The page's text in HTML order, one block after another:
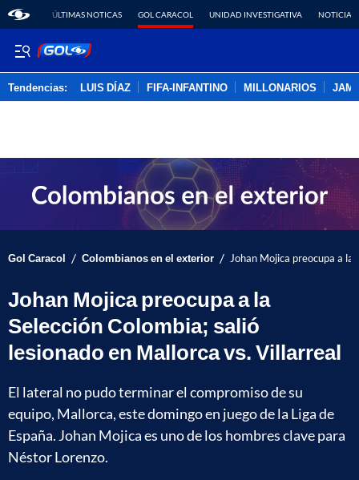
ÚLTIMAS NOTICAS GOL CARACOL UNIDAD INVESTIGATIVA NOTICIAS
Tendencias: LUIS DÍAZ FIFA-INFANTINO MILLONARIOS
Gol Caracol / Colombianos en el exterior / Johan Mojica preocupa a
Johan Mojica preocupa a la
Selección Colombia; salió
lesionado en Mallorca vs. Villarreal
El lateral no pudo terminar el compromiso de su
equipo, Mallorca, este domingo en juego de la Liga de
España. Johan Mojica es uno de los hombres clave para
Néstor Lorenzo.